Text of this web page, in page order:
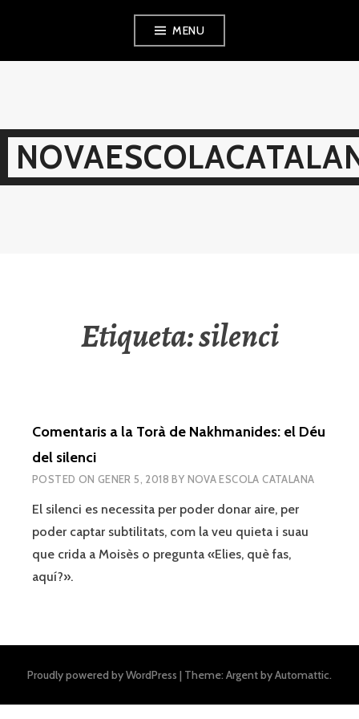
MENU
Etiqueta:silenci
Comentaris a la Torà de Nakhmanides: el Déu
del silenci
POSTED ON GENER 5, 2018 BY NOVA ESCOLA CATALANA
El silenci es necessita per poder donar aire, per
poder captar subtilitats, com la veu quieta i suau
que crida a Moisès o pregunta «Elies, què fas,
aquí?».
Proudly powered by WordPress | Theme: Argent byAutomattic.